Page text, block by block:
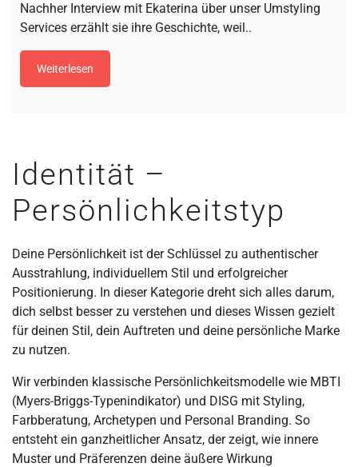
Nachher Interview mit Ekaterina über unser Umstyling
Services erzählt sie ihre Geschichte, weil..
Weiterlesen
Identität –
Persönlichkeitstyp
Deine Persönlichkeit ist der Schlüssel zu authentischer
Ausstrahlung, individuellem Stil und erfolgreicher
Positionierung. In dieser Kategorie dreht sich alles darum,
dich selbst besser zu verstehen und dieses Wissen gezielt
für deinen Stil, dein Auftreten und deine persönliche Marke
zu nutzen.
Wir verbinden klassische Persönlichkeitsmodelle wie MBTI
(Myers-Briggs-Typenindikator) und DISG mit Styling,
Farbberatung, Archetypen und Personal Branding. So
entsteht ein ganzheitlicher Ansatz, der zeigt, wie innere
Muster und Präferenzen deine äußere Wirkung